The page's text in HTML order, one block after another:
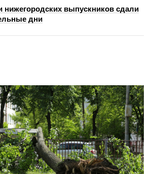
нижегородских выпускников сдали
дни